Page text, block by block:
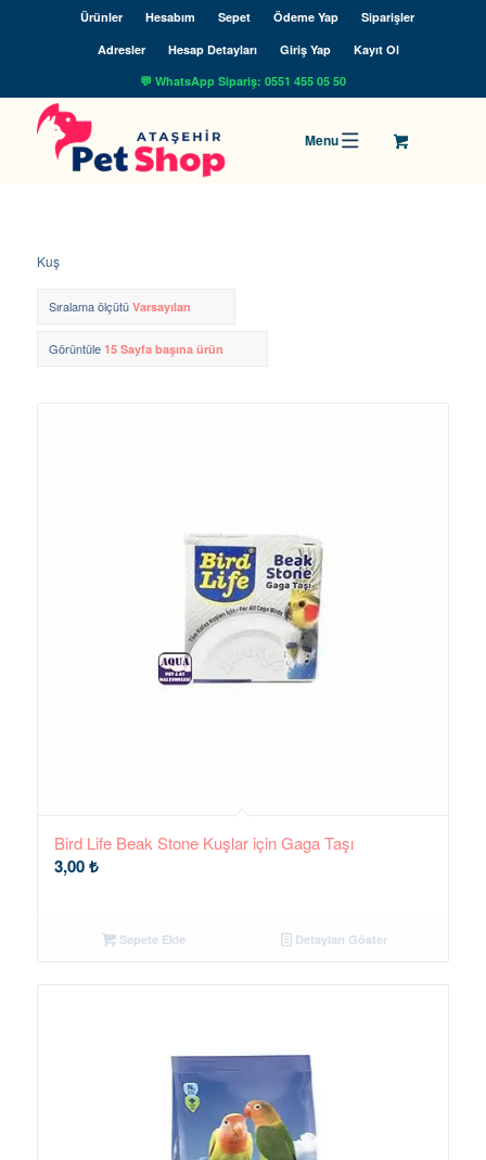
Ürünler Hesabım Sepet Ödeme Yap
Siparişler
Adresler
Hesap Detayları Giriş Yap
Kayıt Ol
💬 WhatsApp Sipariş: 0551 455 05 50
Kuş
Sıralama ölçütü Varsayılan
Görüntüle 15 Sayfa başına ürün
Bird Life Beak Stone Kuşlar için Gaga Taşı
3,00₺
Sepete Ekle Detayları Göster